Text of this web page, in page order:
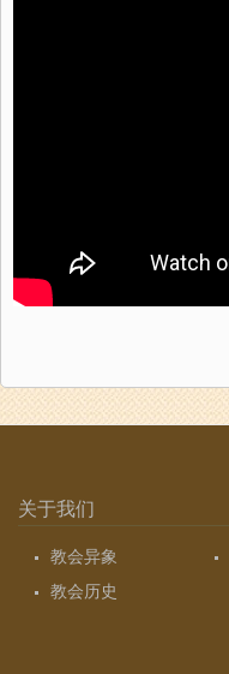
关于我们
教会异象
教会历史